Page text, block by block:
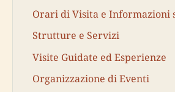
Orari di Visita e Informazioni
Strutture e Servizi
Visite Guidate ed Esperienze
Organizzazione di Eventi